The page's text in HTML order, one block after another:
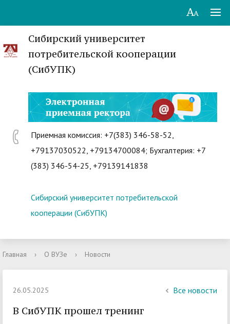
Сибирский университет
потребительской кооперации
(СибУПК)
Приемная комиссия: +7(383) 346-58-52,
+79137030522, +79134700084; Бухгалтерия: +7
(383) 346-54-25, +79139141838
Сибирский университет потребительской
кооперации (СибУПК)
Главная › О ВУЗе › Новости
26.05.2025 Все новости
В СибУПК прошел тренинг